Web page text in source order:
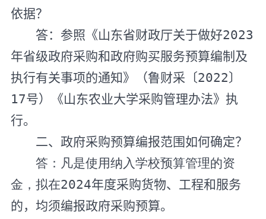
依据？
答：参照《山东省财政厅关于做好2023
年省级政府采购和政府购买服务预算编制及
执行有关事项的通知》（鲁财采〔2022〕
17号）《山东农业大学采购管理办法》执
行。
二、政府采购预算编报范围如何确定？
答：凡是使用纳入学校预算管理的资
金，拟在2024年度采购货物、工程和服务
的， 均须编报政府采购预算。